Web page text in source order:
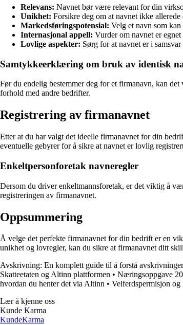
Relevans: Navnet bør være relevant for din
Unikhet: Forsikre deg om at navnet ikke
Markedsføringspotensial: Velg et navn som
Internasjonal appell: Vurder om navnet er
Lovlige aspekter: Sørg for at navnet er i
Samtykkeerklæring om bruk av identisk
Før du endelig bestemmer deg for et firmanavn, kan
forhold med andre bedrifter.
Registrering av firmanavnet
Etter at du har valgt det ideelle firmanavnet for din
eventuelle gebyrer for å sikre at navnet er lovlig
Enkeltpersonforetak navneregler
Dersom du driver enkeltmannsforetak, er det viktig å
registreringen av firmanavnet.
Oppsummering
Å velge det perfekte firmanavnet for din bedrift er en
unikhet og lovregler, kan du sikre at firmanavnet ditt
Avskrivning: En komplett guide til å forstå avskrivninger
Skatteetaten og Altinn plattformen • Næringsoppgave
hvordan du henter det via Altinn • Velferdspermisjon
Lær å kjenne oss
Kunde Karma
KundeKarma